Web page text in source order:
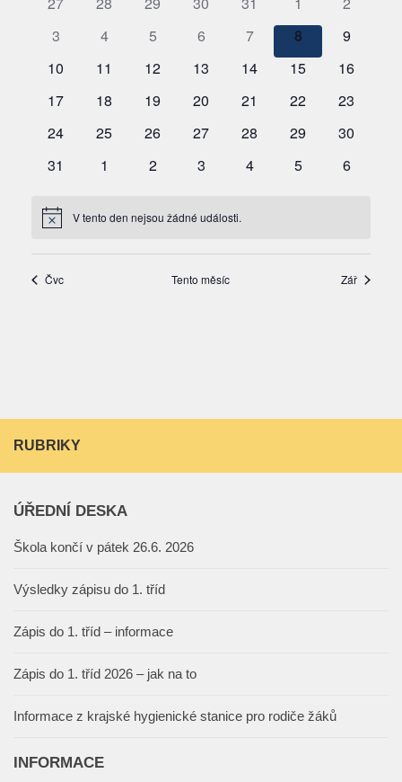
RUBRIKY
ÚŘEDNÍ DESKA
Škola končí v pátek 26.6. 2026
Výsledky zápisu do 1. tříd
Zápis do 1. tříd – informace
Zápis do 1. tříd 2026 – jak na to
Informace z krajské hygienické stanice pro rodiče žáků
INFORMACE